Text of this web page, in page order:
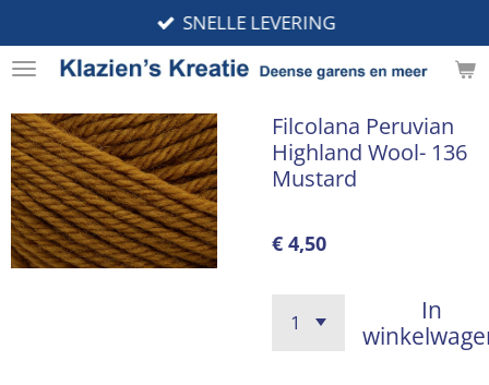
direct
naar
hoofdinhoud
SNELLE LEVERING
Filcolana Peruvian
Highland Wool- 136
Mustard
€ 4,50
In